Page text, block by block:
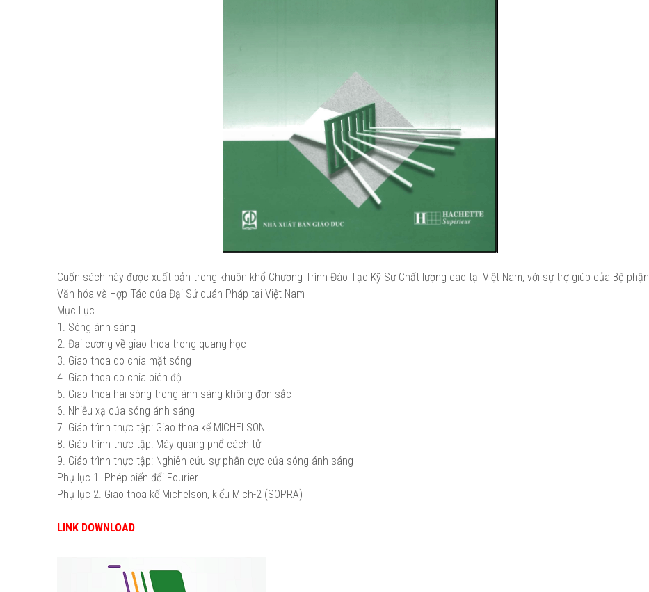
Cuốn sách này được xuất bản trong khuôn khổ Chương Trình Đào Tạo Kỹ Sư Chất lượng cao tại Việt Nam, với sự trợ giúp của Bộ phận
Văn hóa và Hợp Tác của Đại Sứ quán Pháp tại Việt Nam
Mục Lục
1. Sóng ánh sáng
2. Đại cương về giao thoa trong quang học
3. Giao thoa do chia mặt sóng
4. Giao thoa do chia biên độ
5. Giao thoa hai sóng trong ánh sáng không đơn sắc
6. Nhiễu xạ của sóng ánh sáng
7. Giáo trình thực tập: Giao thoa kế MICHELSON
8. Giáo trình thực tập: Máy quang phổ cách tử
9. Giáo trình thực tập: Nghiên cứu sự phân cực của sóng ánh sáng
Phụ lục 1. Phép biến đổi Fourier
Phụ lục 2. Giao thoa kế Michelson, kiểu Mich-2 (SOPRA)
LINK DOWNLOAD